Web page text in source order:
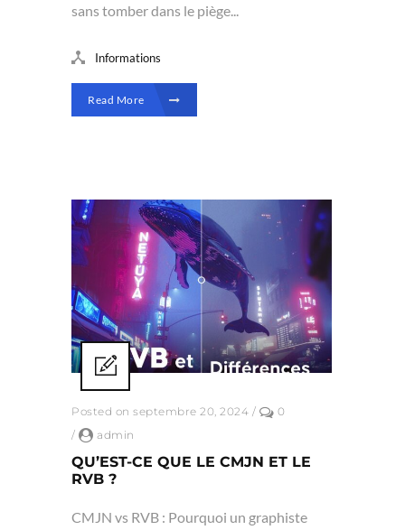
sans tomber dans le piège...
Informations
Read More
Posted on septembre 20, 2024 /
0
/
admin
QU’EST-CE QUE LE CMJN ET LE
RVB ?
CMJN vs RVB : Pourquoi un graphiste